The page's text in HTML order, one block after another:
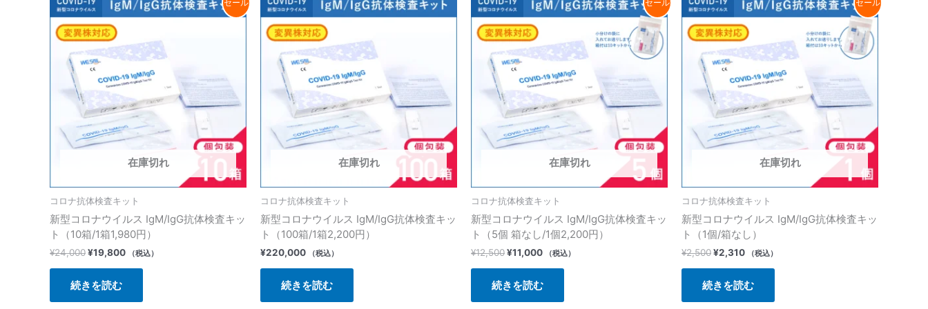
セール
在庫切れ
コロナ抗体検査キット
新型コロナウイルス IgM/IgG抗体検査キッ
ト（10箱/1箱1,980円）
¥24,000
の
価
格
は
¥24,000
で
た。
¥19,800
在
の
格
は
で
（税込）
続きを読む
在庫切れ
コロナ抗体検査キット
新型コロナウイルス IgM/IgG抗体検査キッ
ト（100箱/1箱2,200円）
¥220,000 （税込）
続きを読む
セール
在庫切れ
コロナ抗体検査キット
新型コロナウイルス IgM/IgG抗体検査キッ
ト（5個 箱なし/1個2,200円）
¥12,500
の
価
格
は
¥12,500
で
た。
¥11,000
在
の
格
は
で
（税込）
続きを読む
セール
在庫切れ
コロナ抗体検査キット
新型コロナウイルス IgM/IgG抗体検査キッ
ト（1個/箱なし）
¥2,500
の
価
格
は
¥2,500
で
た。
¥2,310
在
の
価
格
は
で
す。
（税込）
続きを読む